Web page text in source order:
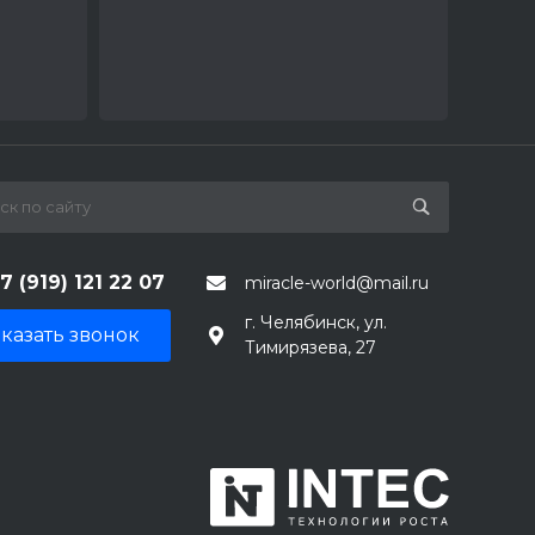
(919) 121 22 07 miracle-world@mail.ru
звонок
г. Челябинск, ул.
Тимирязева, 27